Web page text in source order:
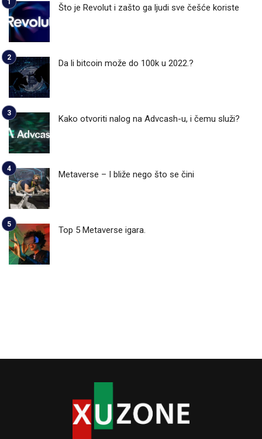
Što je Revolut i zašto ga ljudi sve češće koriste
Da li bitcoin može do 100k u 2022.?
Kako otvoriti nalog na Advcash-u, i čemu služi?
Metaverse – I bliže nego što se čini
Top 5 Metaverse igara.